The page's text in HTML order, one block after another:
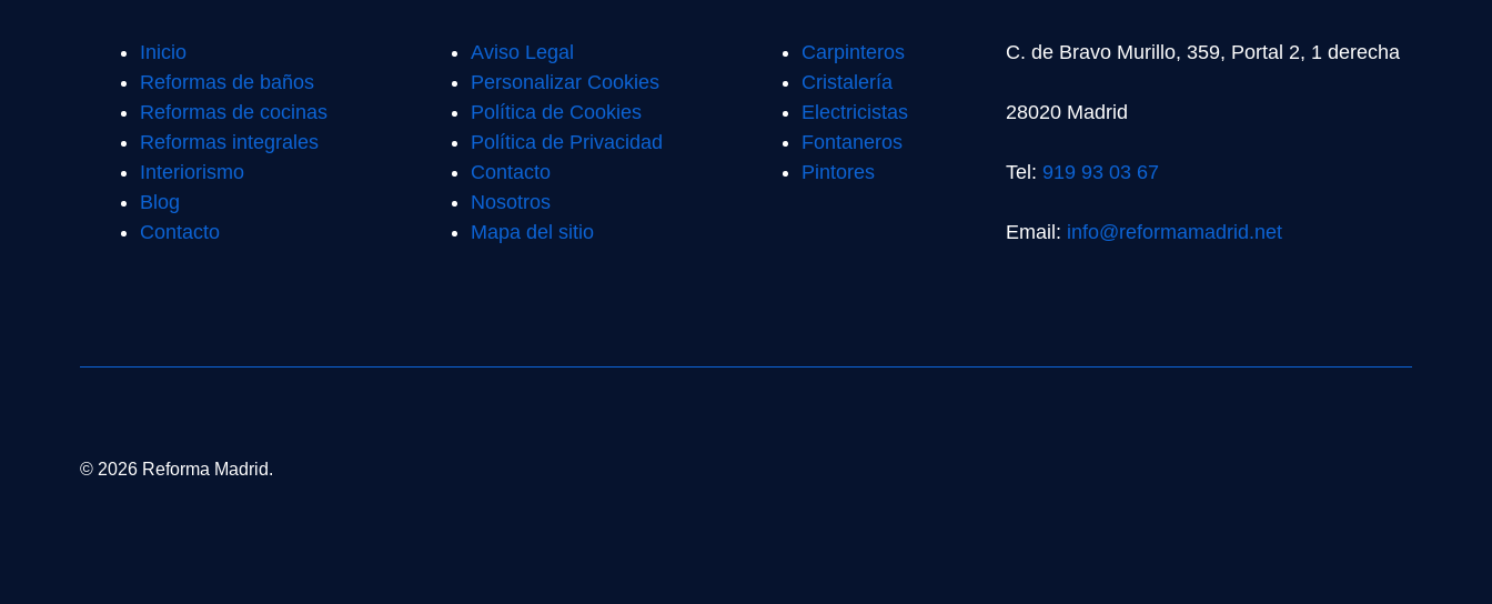
Inicio
Reformas de baños
Reformas de cocinas
Reformas integrales
Interiorismo
Blog
Contacto
Aviso Legal
Personalizar Cookies
Política de Cookies
Política de Privacidad
Contacto
Nosotros
Mapa del sitio
Carpinteros
Cristalería
Electricistas
Fontaneros
Pintores
C. de Bravo Murillo, 359, Portal 2, 1 derecha
28020 Madrid
Tel: 919 93 03 67
Email: info@reformamadrid.net
© 2026 Reforma Madrid.